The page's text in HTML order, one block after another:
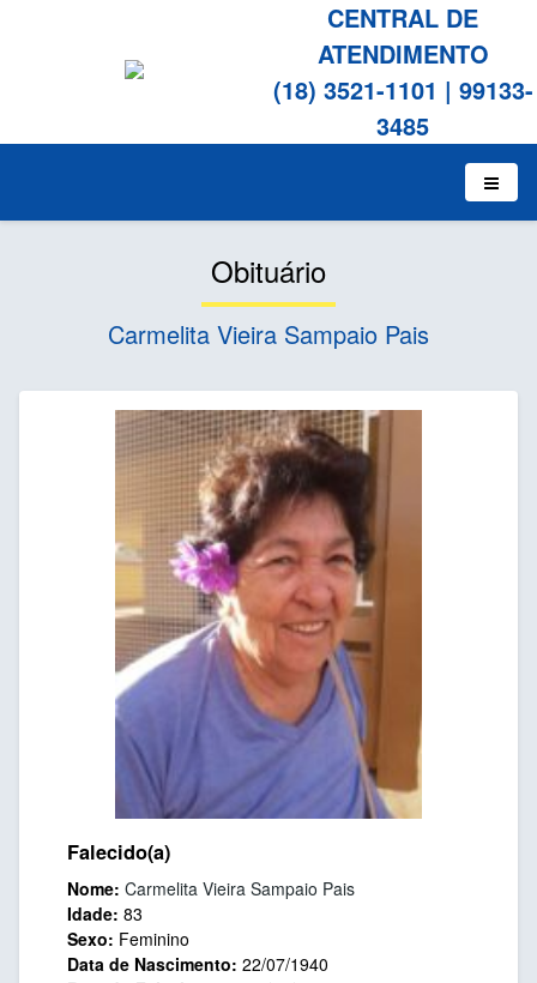
CENTRAL DE
ATENDIMENTO
(18) 3521-1101 | 99133-
3485
Obituário
Carmelita Vieira Sampaio Pais
Falecido(a)
Nome: Carmelita Vieira Sampaio Pais
Idade: 83
Sexo: Feminino
Data de Nascimento: 22/07/1940